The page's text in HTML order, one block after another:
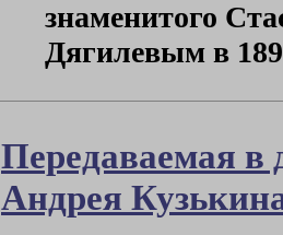
знаменитого
Дягилевым в
Передаваемая в
Андрея